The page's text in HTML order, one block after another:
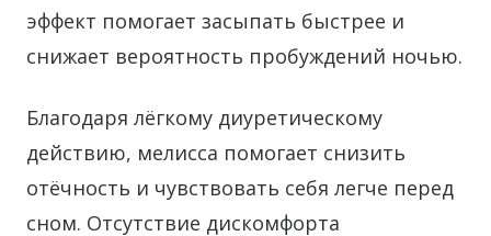
эффект помогает засыпать быстрее и
снижает вероятность пробуждений ночью.
Благодаря лёгкому диуретическому
действию, мелисса помогает снизить
отёчность и чувствовать себя легче перед
сном. Отсутствие дискомфорта